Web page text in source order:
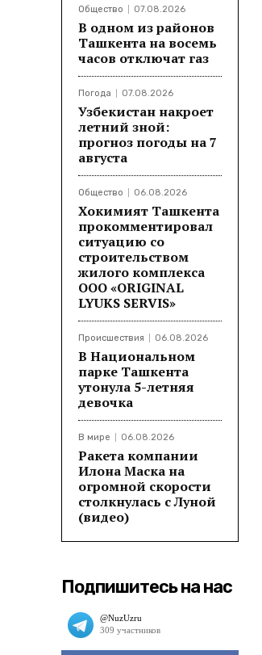
Общество 07.08.2026
В одном из районов
Ташкента на восемь
часов отключат газ
Погода 07.08.2026
Узбекистан накроет
летний зной:
прогноз погоды на 7
августа
Общество 06.08.2026
Хокимият Ташкента
прокомментировал
ситуацию со
строительством
жилого комплекса
ООО «ORIGINAL
LYUKS SERVIS»
Происшествия 06.08.2026
В Национальном
парке Ташкента
утонула 5-летняя
девочка
В мире 06.08.2026
Ракета компании
Илона Маска на
огромной скорости
столкнулась с Луной
(видео)
Подпишитесь на нас